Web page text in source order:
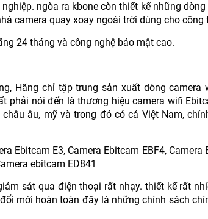
ngòa ra kbone còn thiết kế những dòng
camera quay xoay ngoài trời dùng cho công
24 tháng và công nghệ bảo mật cao.
Hãng chỉ tập trung sản xuất dòng camera
phải nói đến là thương hiệu camera wifi
âu, mỹ và trong đó có cả Việt Nam,
Ebitcam E3, Camera Ebitcam EBF4, Camera
ebitcam ED841
sát qua điện thoại rất nhạy. thiết kế rất
mới hoàn toàn đây là những chính sách